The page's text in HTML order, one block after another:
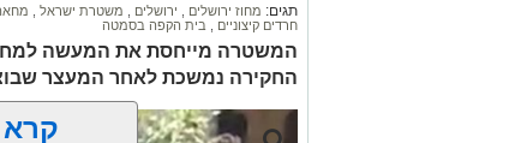
תגים: מחוז ירושלים ירושלים משטרת ישראל
חרדים קיצוניים
בית הקפה בסמטה
המשטרה מייחסת את המעשה
החקירה נמשכת לאחר המעצר
קרא